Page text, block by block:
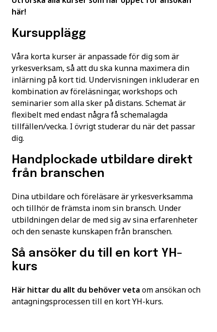
här!
Kursupplägg
Våra korta kurser är anpassade för dig som är
yrkesverksam, så att du ska kunna maximera din
inlärning på kort tid. Undervisningen inkluderar en
kombination av föreläsningar, workshops och
seminarier som alla sker på distans. Schemat är
flexibelt med endast några få schemalagda
tillfällen/vecka. I övrigt studerar du när det passar
dig.
Handplockade utbildare direkt
från branschen
Dina utbildare och föreläsare är yrkesverksamma
och tillhör de främsta inom sin bransch. Under
utbildningen delar de med sig av sina erfarenheter
och den senaste kunskapen från branschen.
Så ansöker du till en kort YH-
kurs
Här hittar du allt du behöver veta om ansökan och
antagningsprocessen till en kort YH-kurs.